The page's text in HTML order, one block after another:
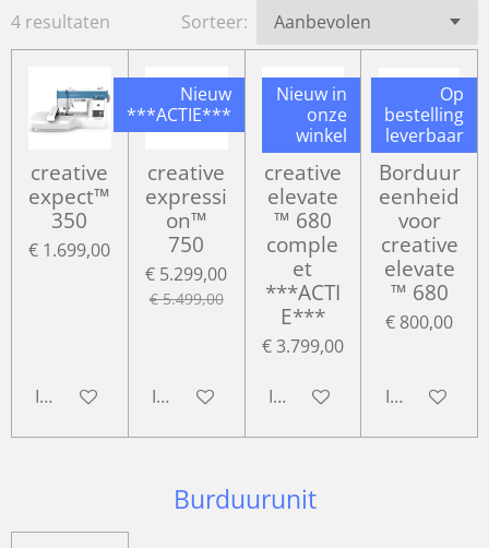
4 resultaten Sorteer:
creative
expect™
350
€ 1.699,00
In winkelwagen
Nieuw
***ACTIE***
creative
expressi
on™
750
€ 5.299,00
€ 5.499,00
In winkelwagen
Nieuw in
onze
winkel
creative
elevate
™ 680
comple
et
***ACTI
E***
€ 3.799,00
In winkelwagen
Op
bestelling
leverbaar
Borduur
eenheid
voor
creative
elevate
™ 680
€ 800,00
In
Burduurunit